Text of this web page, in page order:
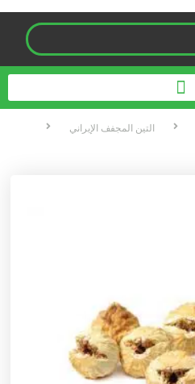
التين المجفف الإيراني